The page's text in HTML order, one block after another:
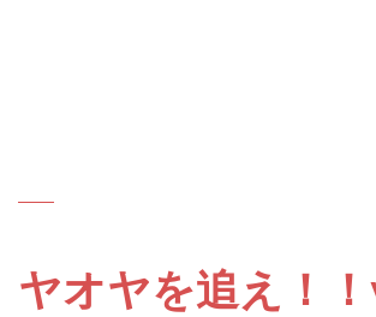
ヤオヤを追え！